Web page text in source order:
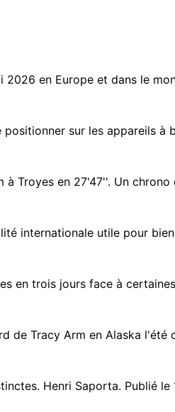
en Europe et dans le
sur les appareils à
Troyes en 27'47''. Un chrono
internationale utile pour
en trois jours face à
de Tracy Arm en Alaska l'été
Henri Saporta. Publié le